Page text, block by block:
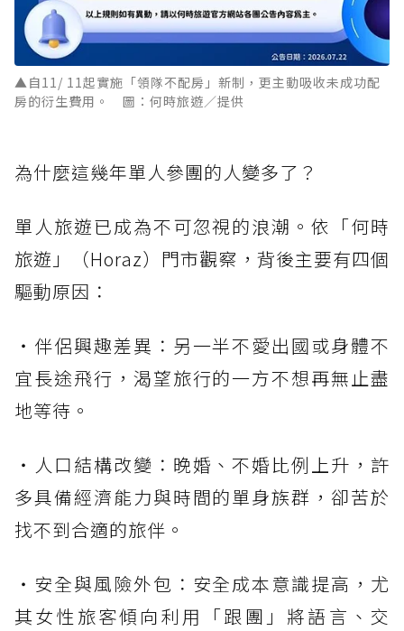
▲自11/ 11起實施「領隊不配房」新制，更主動吸收未成功配
房的衍生費用。 圖：何時旅遊／提供
為什麼這幾年單人參團的人變多了？
單人旅遊已成為不可忽視的浪潮。依「何時
旅遊」（Horaz）門市觀察，背後主要有四個
驅動原因：
・伴侶興趣差異：另一半不愛出國或身體不
宜長途飛行，渴望旅行的一方不想再無止盡
地等待。
・人口結構改變：晚婚、不婚比例上升，許
多具備經濟能力與時間的單身族群，卻苦於
找不到合適的旅伴。
・安全與風險外包：安全成本意識提高，尤
其女性旅客傾向利用「跟團」將語言、交